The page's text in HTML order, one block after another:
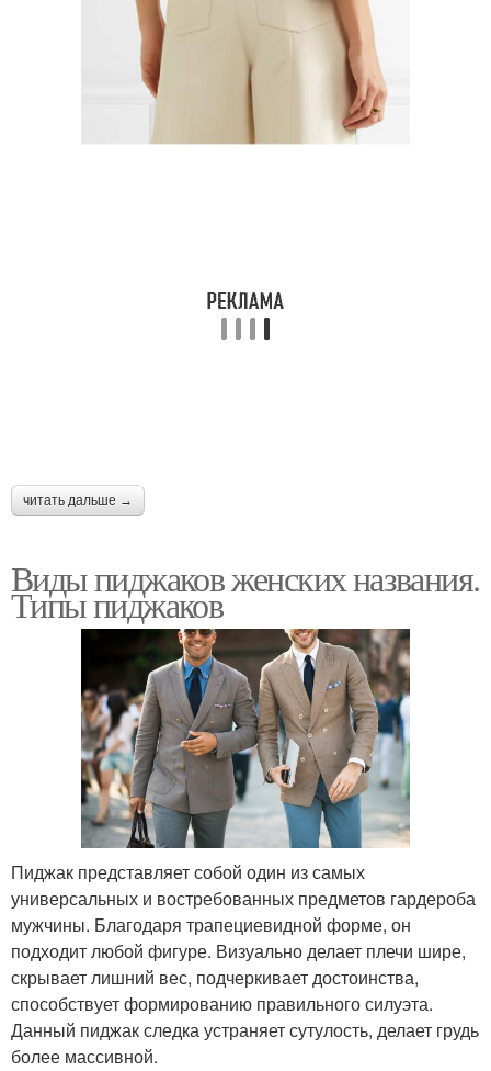
читать дальше →
Виды пиджаков женских названия.
Типы пиджаков
Пиджак представляет собой один из самых
универсальных и востребованных предметов гардероба
мужчины. Благодаря трапециевидной форме, он
подходит любой фигуре. Визуально делает плечи шире,
скрывает лишний вес, подчеркивает достоинства,
способствует формированию правильного силуэта.
Данный пиджак следка устраняет сутулость, делает грудь
более массивной.